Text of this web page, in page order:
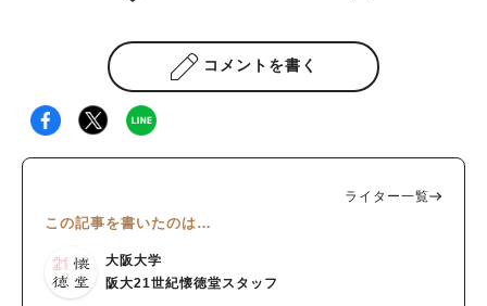
コメントを書く
ライター一覧
この記事を書いたのは…
大阪大学
阪大21世紀懐徳堂スタッフ